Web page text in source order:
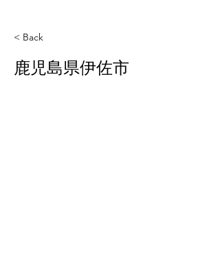
< Back
鹿児島県伊佐市